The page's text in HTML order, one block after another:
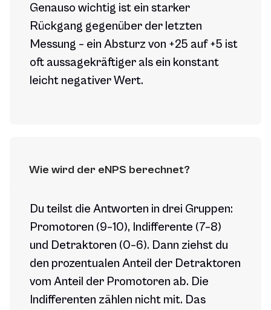
Genauso wichtig ist ein starker
Rückgang gegenüber der letzten
Messung – ein Absturz von +25 auf +5 ist
oft aussagekräftiger als ein konstant
leicht negativer Wert.
Wie wird der eNPS berechnet?
Du teilst die Antworten in drei Gruppen:
Promotoren (9–10), Indifferente (7–8)
und Detraktoren (0–6). Dann ziehst du
den prozentualen Anteil der Detraktoren
vom Anteil der Promotoren ab. Die
Indifferenten zählen nicht mit. Das